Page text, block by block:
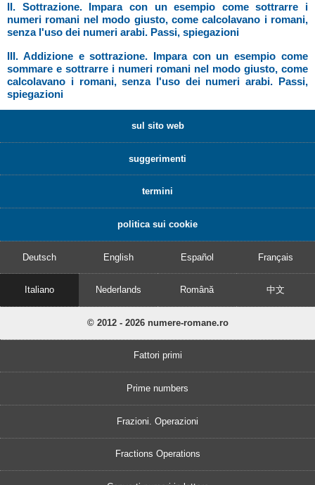
II. Sottrazione. Impara con un esempio come sottrarre i
numeri romani nel modo giusto, come calcolavano i romani,
senza l'uso dei numeri arabi. Passi, spiegazioni
III. Addizione e sottrazione. Impara con un esempio come
sommare e sottrarre i numeri romani nel modo giusto, come
calcolavano i romani, senza l'uso dei numeri arabi. Passi,
spiegazioni
sul sito web
suggerimenti
termini
politica sui cookie
Deutsch English Español Français
Italiano Nederlands Română 中文
© 2012 - 2026 numere-romane.ro
Fattori primi
Prime numbers
Frazioni. Operazioni
Fractions Operations